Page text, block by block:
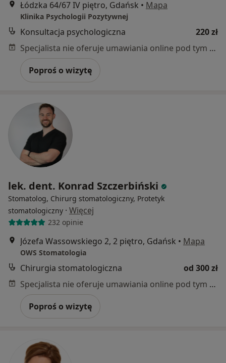
Łódzka 64/67 IV piętro, Gdańsk • Mapa
Klinika Psychologii Pozytywnej
Konsultacja psychologiczna
220 zł
Specjalista nie oferuje umawiania online pod tym adresem.
Poproś o wizytę
lek. dent. Konrad Szczerbiński
Stomatolog, Chirurg stomatologiczny, Protetyk
stomatologiczny · Więcej
232 opinie
Józefa Wassowskiego 2, 2 piętro, Gdańsk • Mapa
OWS Stomatologia
Chirurgia stomatologiczna
od 300 zł
Specjalista nie oferuje umawiania online pod tym adresem.
Poproś o wizytę